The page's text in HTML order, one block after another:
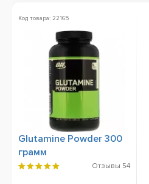
Код товара: 22165
Glutamine Powder 300
грамм
Отзывы 54